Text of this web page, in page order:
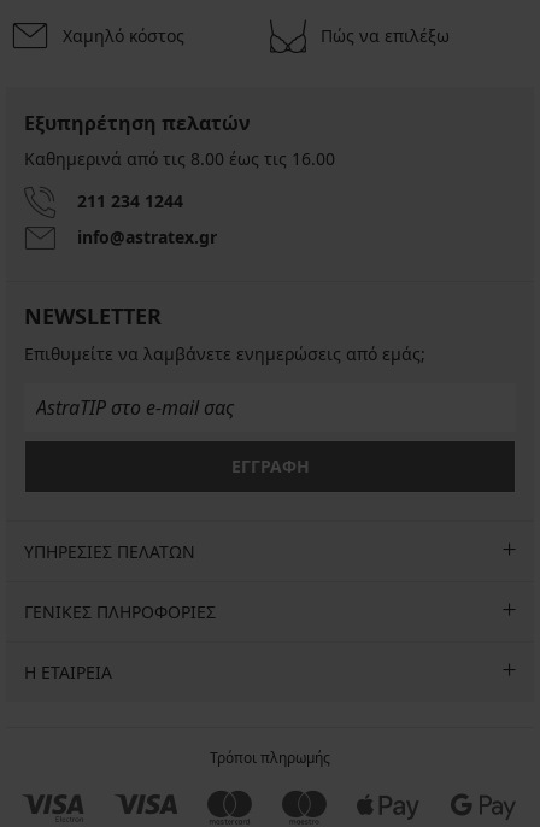
3+1 ΔΩΡΕΑΝ
2PACK
Σλιπ
περιόδου
Moon
για
ισχυρότερη
€
3+1
3+1 ΔΩΡΕΑΝ
Σλιπ
περιόδου
μέτρια
έμμηνο
ρύση
προσφορά
ΔΩΡΕΑΝ
2PACK
Σλιπ
εμμηνόρροιας
Moon
για
μέτρια
40,99
€
προσφορά
ΔΩΡΕΑΝ
Χαμηλό κόστος Πώς να επιλέξω
Εξυπηρέτηση πελατών
Καθημερινά από τις 8.00 έως τις 16.00
211 234 1244
info@astratex.gr
NEWSLETTER
Επιθυμείτε να λαμβάνετε ενημερώσεις από εμάς;
ΕΓΓΡΑΦΗ
ΥΠΗΡΕΣΙΕΣ ΠΕΛΑΤΩΝ
ΓΕΝΙΚΕΣ ΠΛΗΡΟΦΟΡΙΕΣ
Η ΕΤΑΙΡΕΙΑ
Τρόποι πληρωμής